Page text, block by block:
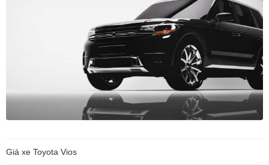
Giá xe Toyota Vios